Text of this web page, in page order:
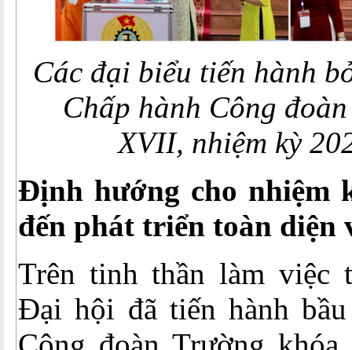
Các đại biểu tiến hành
Chấp hành Công
XVII, nhiệm kỳ
Định hướng cho nhiệm
đến phát triển toàn diện
Trên tinh thần làm việc
Đại hội đã tiến hành